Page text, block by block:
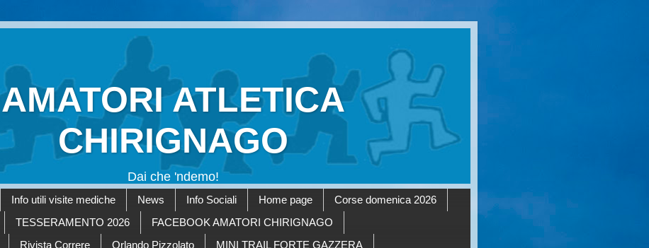
AMATORI ATLETICA
CHIRIGNAGO
Dai che 'ndemo!
Info utili visite mediche News Info Sociali Home page
Corse domenica 2026
TESSERAMENTO 2026
FACEBOOK AMATORI CHIRIGNAGO
Rivista Correre Orlando Pizzolato
MINI TRAIL FORTE GAZZERA